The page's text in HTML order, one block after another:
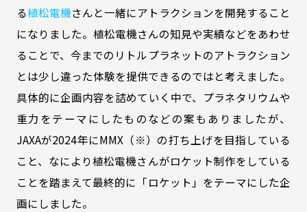
る植松電機さんと一緒にアトラクションを開発すること
になりました。植松電機さんの知見や実績などをあわせ
ることで、今までのリトルプラネットのアトラクション
とは少し違った体験を提供できるのではと考えました。
具体的に企画内容を詰めていく中で、プラネタリウムや
重力をテーマにしたものなどの案もありましたが、
JAXAが2024年にMMX（※）の打ち上げを目指している
こと、なにより植松電機さんがロケット制作をしている
ことを踏まえて最終的に「ロケット」をテーマにした企
画にしました。